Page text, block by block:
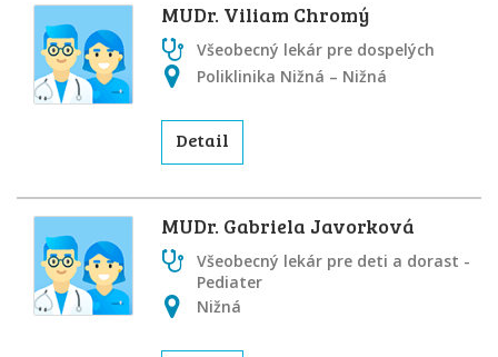
MUDr. Viliam Chromý
Všeobecný lekár pre dospelých
Poliklinika Nižná – Nižná
Detail
MUDr. Gabriela Javorková
Všeobecný lekár pre deti a dorast -
Pediater
Nižná